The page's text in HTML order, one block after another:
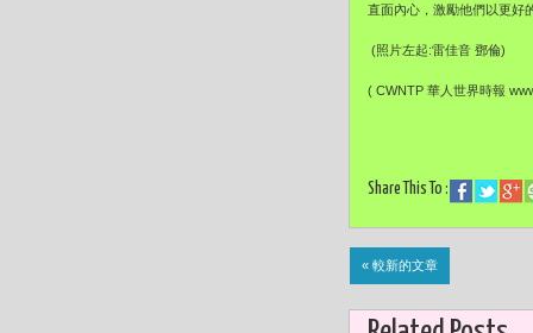
直面內心，激勵他們以更好
(照片左起:雷佳音 鄧倫)
( CWNTP 華人世界時報
Share This To :
« 較新的文章